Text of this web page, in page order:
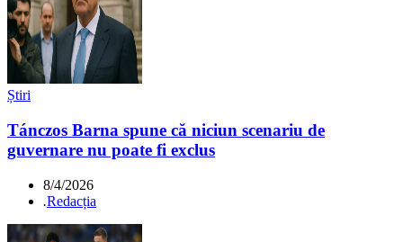
Știri
Tánczos Barna spune că niciun scenariu de
guvernare nu poate fi exclus
8/4/2026
.Redacția